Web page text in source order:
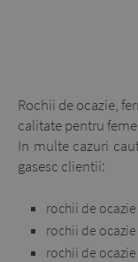
Rochii de ocazie,
calitate pentru
In multe cazuri
gasesc clientii:
rochii de
rochii de
rochii de